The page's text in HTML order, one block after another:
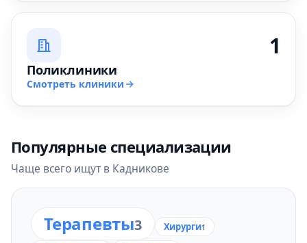
1
Поликлиники
Смотреть клиники
Популярные специализации
Чаще всего ищут в Кадникове
Терапевты3 Хирурги1